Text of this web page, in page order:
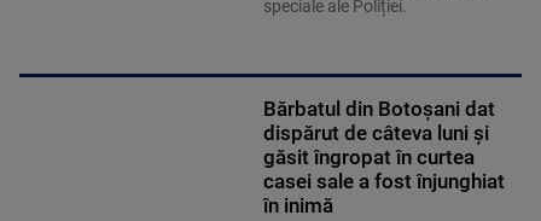
speciale ale Poliției.
Bărbatul din Botoșani dat
dispărut de câteva luni și
găsit îngropat în curtea
casei sale a fost înjunghiat
în inimă